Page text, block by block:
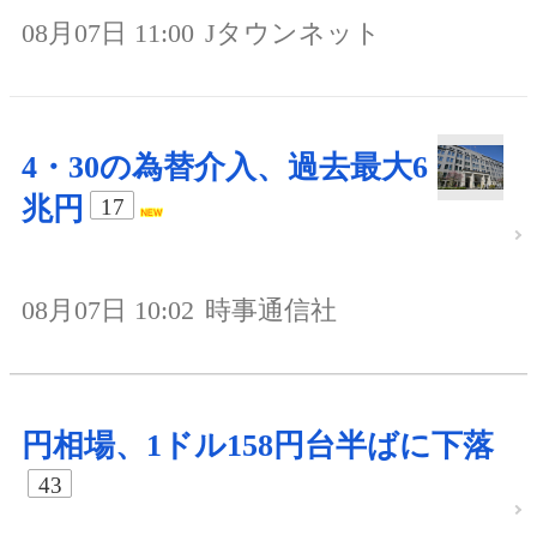
08月07日 11:00 Jタウンネット
4・30の為替介入、過去最大6
兆円
17
08月07日 10:02 時事通信社
円相場、1ドル158円台半ばに下落
43